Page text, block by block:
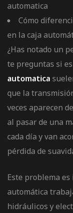
automatica
Cómo
en la caja
¿Has notado un
te preguntas si
automatica
que la
veces aparecen
al pasar de una
cada día y van
pérdida de
Este problema
automática
hidráulicos y